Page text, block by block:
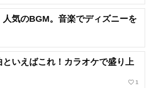
人気のBGM。音楽でディズニーを
いえばこれ！カラオケで盛り上
favorite_border 1